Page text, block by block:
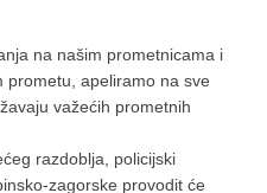
na našim prometnicama i
prometu, apeliramo na sve
važećih prometnih
razdoblja, policijski
zagorske provodit će